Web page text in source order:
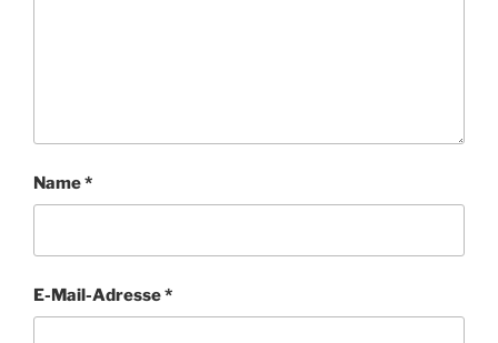
Name*
E-Mail-Adresse*